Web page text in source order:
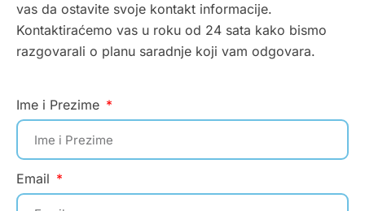
vas da ostavite svoje kontakt informacije.
Kontaktiraćemo vas u roku od 24 sata kako bismo
razgovarali o planu saradnje koji vam odgovara.
Ime i Prezime
Email